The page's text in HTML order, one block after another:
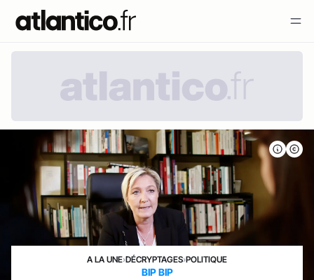
A LA UNE›DÉCRYPTAGES›POLITIQUE
BIP BIP